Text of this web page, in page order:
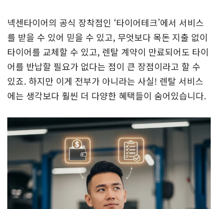
넥센타이어의 공식 장착점인 ‘타이어테크’에서 서비스
를 받을 수 있어 믿을 수 있고, 무엇보다 목돈 지출 없이
타이어를 교체할 수 있고, 렌탈 계약이 만료되어도 타이
어를 반납할 필요가 없다는 점이 큰 장점이라고 할 수
있죠. 하지만 이게 전부가 아니라는 사실! 렌탈 서비스
에는 생각보다 훨씬 더 다양한 혜택들이 숨어있습니다.